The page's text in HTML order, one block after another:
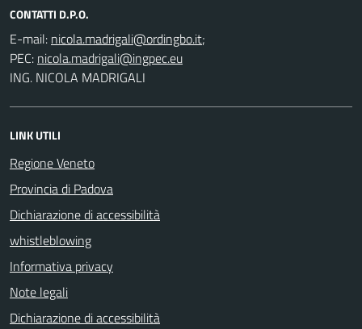
CONTATTI D.P.O.
E-mail:
;
PEC:
ING. NICOLA MADRIGALI
LINK UTILI
Regione Veneto
Provincia di Padova
Dichiarazione di accessibilità
whistleblowing
Informativa privacy
Note legali
Dichiarazione di accessibilità